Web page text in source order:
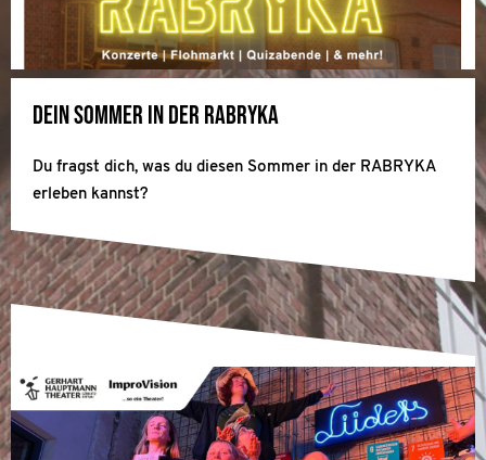
Dein Sommer in der RABRYKA
Du fragst dich, was du diesen Sommer in der RABRYKA
erleben kannst?